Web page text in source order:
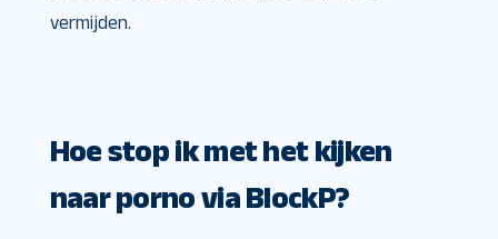
vermijden.
Hoe stop ik met het kijken
naar porno via BlockP?